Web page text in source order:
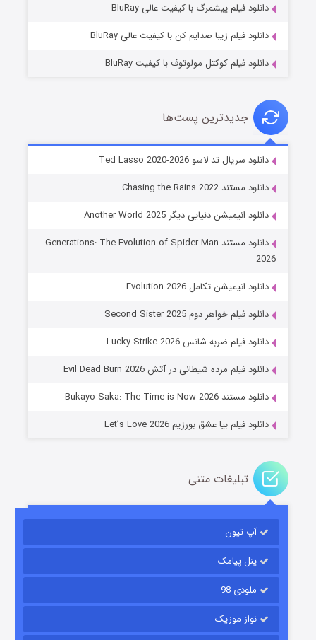
خاندان اژدها فصل ۳
جادوگری در مغولستان
باب اسفنجی فصل ۱۷
قسمت۶ (زیرنویس) منتشر شد
دانلود فیلم پیشمرگ با کیفیت عالی BluRay
دانلود فیلم زیبا صدایم کن با کیفیت عالی BluRay
دانلود فیلم کوکتل مولوتوف با کیفیت BluRay
جدیدترین پست‌ها
دانلود سریال تد لاسو Ted Lasso 2020-2026
دانلود مستند Chasing the Rains 2022
دانلود انیمیشن دنیایی دیگر Another World 2025
دانلود مستند Generations: The Evolution of Spider-Man
2026
دانلود انیمیشن تکامل Evolution 2026
دانلود فیلم خواهر دوم Second Sister 2025
دانلود فیلم ضربه شانس Lucky Strike 2026
دانلود فیلم مرده شیطانی در آتش Evil Dead Burn 2026
دانلود مستند Bukayo Saka: The Time is Now 2026
دانلود فیلم بیا عشق بورزیم Let’s Love 2026
تبلیغات متنی
آپ تیون
پنل پیامک
ملودی 98
نواز موزیک